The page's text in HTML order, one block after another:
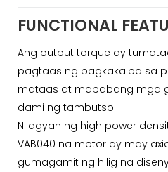
FUNCTIONAL
Ang output torque ay
pagtaas ng pagkakaiba sa
mataas at mababang mga
dami ng tambutso.
Nilagyan ng high power
VAB040 na motor ay may
gumagamit ng hilig na